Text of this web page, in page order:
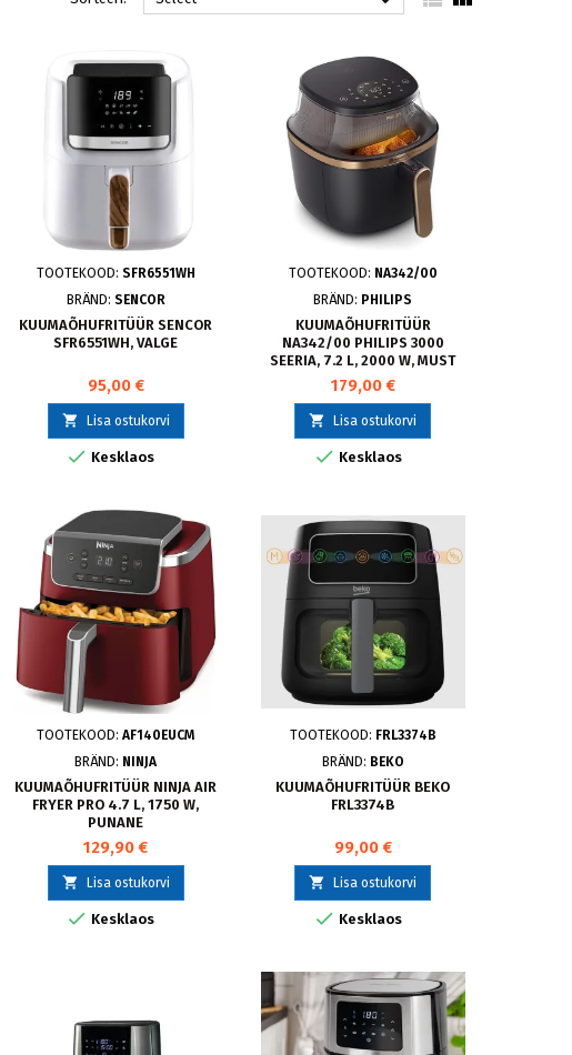
TOOTEKOOD: SFR6551WH
BRÄND: SENCOR
KUUMAÕHUFRITÜÜR SENCOR
SFR6551WH, VALGE
95,00 €
 Lisa ostukorvi
 Kesklaos
TOOTEKOOD: NA342/00
BRÄND: PHILIPS
KUUMAÕHUFRITÜÜR
NA342/00 PHILIPS 3000
SEERIA, 7.2 L, 2000 W, MUST
179,00 €
 Lisa ostukorvi
 Kesklaos
TOOTEKOOD:AF140EUCM
BRÄND: NINJA
KUUMAÕHUFRITÜÜR NINJA AIR
FRYER PRO 4.7 L, 1750 W,
PUNANE
129,90 €
 Lisa ostukorvi
 Kesklaos
TOOTEKOOD: FRL3374B
BRÄND: BEKO
KUUMAÕHUFRITÜÜR BEKO
FRL3374B
99,00 €
 Lisa ostukorvi
 Kesklaos